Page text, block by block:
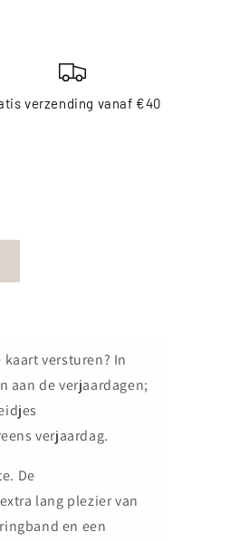
verzending vanaf €40
versturen? In
aan de verjaardagen;
verjaardag.
De
lang plezier van
en een